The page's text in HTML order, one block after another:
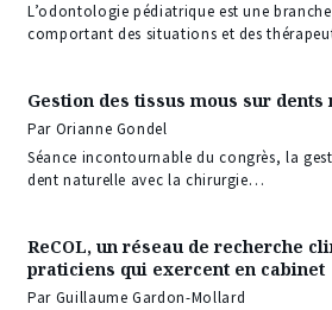
L’odontologie pédiatrique est une
comportant des situations et des
Gestion des tissus mous sur
Par Orianne Gondel
Séance incontournable du congrès, la
dent naturelle avec la chirurgie…
ReCOL, un réseau de recherche
praticiens qui exercent en cabinet
Par Guillaume Gardon-Mollard